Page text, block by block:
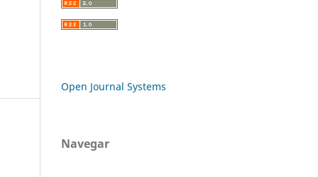
Open Journal Systems
Navegar